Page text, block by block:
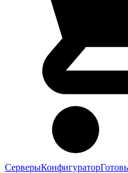
СерверыКонфигуратор